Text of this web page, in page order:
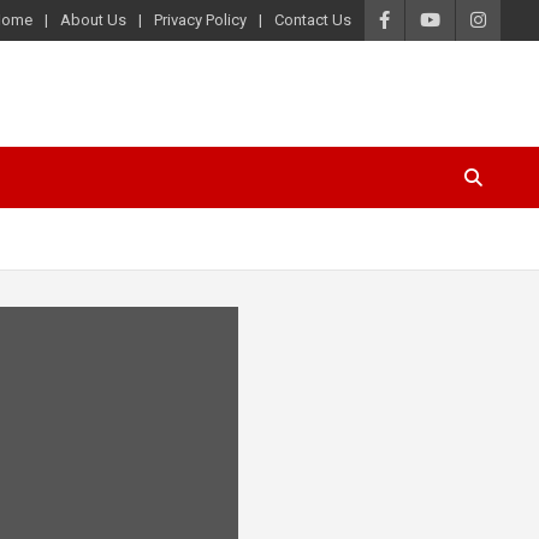
About Us Privacy Policy Contact Us